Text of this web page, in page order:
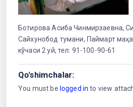
Ботирова Асиба Чинмирзаевна,
Сайхунобод тумани, Паймарт
кўчаси 2 уй, тел: 91-100-90-61
Qo'shimchalar:
You must be logged in to view